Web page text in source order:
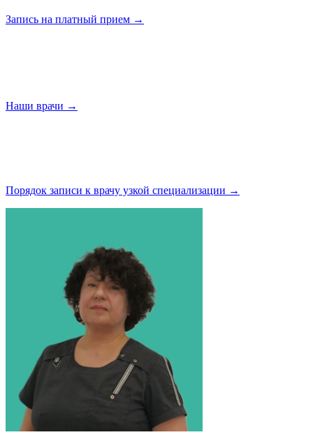
Запись на платный прием →
Наши врачи →
Порядок записи к врачу узкой специализации →